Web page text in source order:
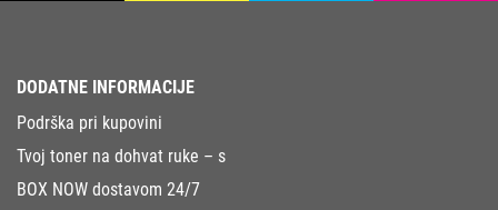
DODATNE INFORMACIJE
Podrška pri kupovini
Tvoj toner na dohvat ruke – s
BOX NOW dostavom 24/7